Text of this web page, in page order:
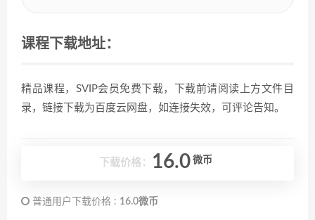
课程下载地址：
精品课程，SVIP会员免费下载，下载前请阅读上方文件目
录，链接下载为百度云网盘，如连接失效，可评论告知。
下载价格： 16.0 微币
普通用户下载价格 : 16.0微币